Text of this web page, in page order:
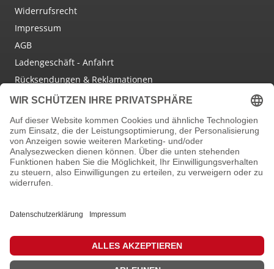
Widerrufsrecht
Impressum
AGB
Ladengeschäft - Anfahrt
Rücksendungen & Reklamationen
Social Media
Facebook
Instagram